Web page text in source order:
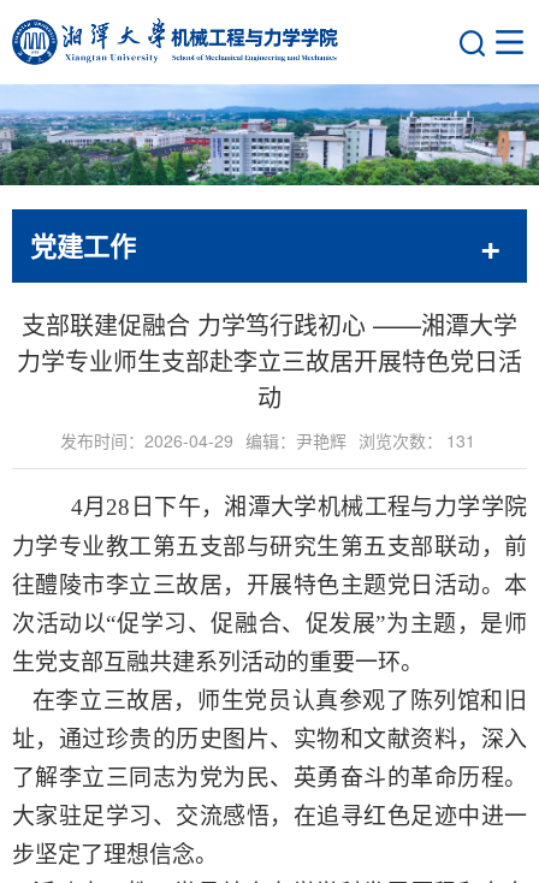
党建工作
支部联建促融合 力学笃行践初心 ——湘潭大学
力学专业师生支部赴李立三故居开展特色党日活
动
发布时间：2026-04-29 编辑：尹艳辉 浏览次数： 131
4月 28 日下午，湘潭大学机械工程与力学学院
力学专业教工第五支部与研究生第五支部联动，前
往醴陵市李立三故居，开展特色主题党日活动。本
次活动以“促学习、促融合、促发展”为主题，是师
生党支部互融共建系列活动的重要一环。
在李立三故居，师生党员认真参观了陈列馆和旧
址，通过珍贵的历史图片、实物和文献资料，深入
了解李立三同志为党为民、英勇奋斗的革命历程。
大家驻足学习、交流感悟，在追寻红色足迹中进一
步坚定了理想信念。